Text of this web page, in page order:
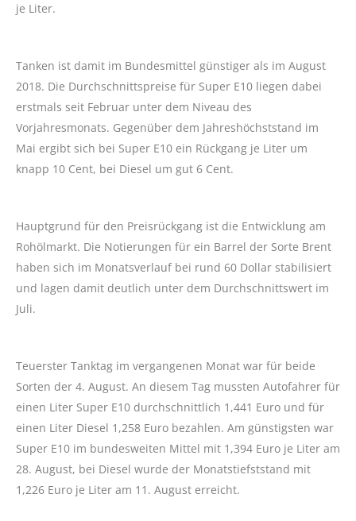
je Liter.
Tanken ist damit im Bundesmittel günstiger als im August
2018. Die Durchschnittspreise für Super E10 liegen dabei
erstmals seit Februar unter dem Niveau des
Vorjahresmonats. Gegenüber dem Jahreshöchststand im
Mai ergibt sich bei Super E10 ein Rückgang je Liter um
knapp 10 Cent, bei Diesel um gut 6 Cent.
Hauptgrund für den Preisrückgang ist die Entwicklung am
Rohölmarkt. Die Notierungen für ein Barrel der Sorte Brent
haben sich im Monatsverlauf bei rund 60 Dollar stabilisiert
und lagen damit deutlich unter dem Durchschnittswert im
Juli.
Teuerster Tanktag im vergangenen Monat war für beide
Sorten der 4. August. An diesem Tag mussten Autofahrer für
einen Liter Super E10 durchschnittlich 1,441 Euro und für
einen Liter Diesel 1,258 Euro bezahlen. Am günstigsten war
Super E10 im bundesweiten Mittel mit 1,394 Euro je Liter am
28. August, bei Diesel wurde der Monatstiefststand mit
1,226 Euro je Liter am 11. August erreicht.